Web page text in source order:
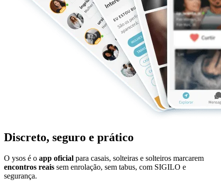
Discreto, seguro e prático
O ysos é o app oficial para casais, solteiras e solteiros marcarem
encontros reais sem enrolação, sem tabus, com SIGILO e
segurança.